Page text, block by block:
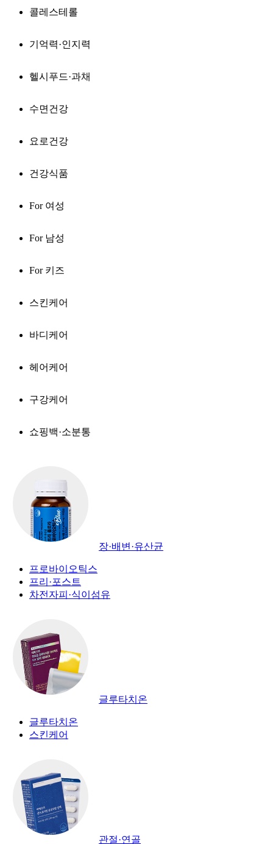
콜레스테롤
기억력·인지력
헬시푸드·과채
수면건강
요로건강
건강식품
For 여성
For 남성
For 키즈
스킨케어
바디케어
헤어케어
구강케어
쇼핑백·소분통
장·배변·유산균
프로바이오틱스
프리·포스트
차전자피·식이섬유
글루타치온
글루타치온
스킨케어
관절·연골